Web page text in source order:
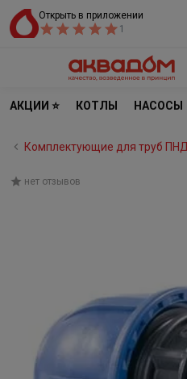
Открыть в приложении
1
АКЦИИ ⭐ КОТЛЫ НАСОСЫ
Комплектующие для труб ПНД
нет отзывов